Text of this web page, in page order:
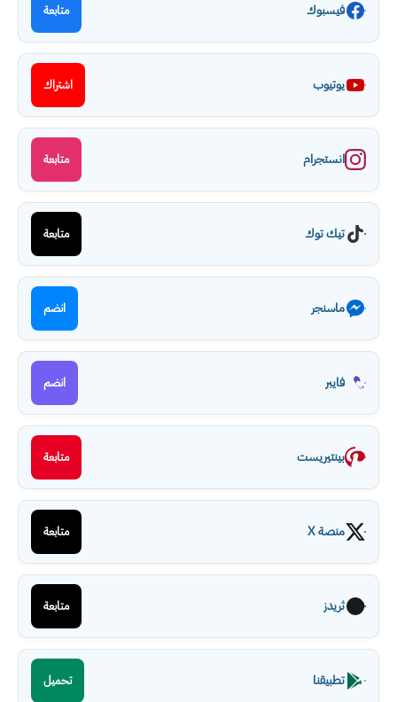
فيسبوك متابعة
يوتيوب اشتراك
انستجرام متابعة
تيك توك متابعة
ماسنجر انضم
فايبر انضم
بينتيريست متابعة
منصة X متابعة
ثريدز متابعة
تطبيقنا تحميل